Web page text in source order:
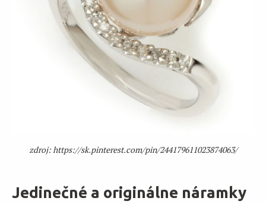
zdroj: https://sk.pinterest.com/pin/244179611023874063/
Jedinečné a originálne náramky